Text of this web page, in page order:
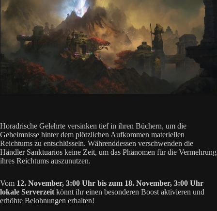
Horadrische Gelehrte versinken tief in ihren Büchern, um die
Geheimnisse hinter dem plötzlichen Aufkommen materiellen
Reichtums zu entschlüsseln. Währenddessen verschwenden die
Händler Sanktuarios keine Zeit, um das Phänomen für die Vermehrung
ihres Reichtums auszunutzen.
Vom 12. November, 3:00 Uhr bis zum 18. November, 3:00 Uhr
lokale Serverzeit könnt ihr einen besonderen Boost aktivieren und
erhöhte Belohnungen erhalten!